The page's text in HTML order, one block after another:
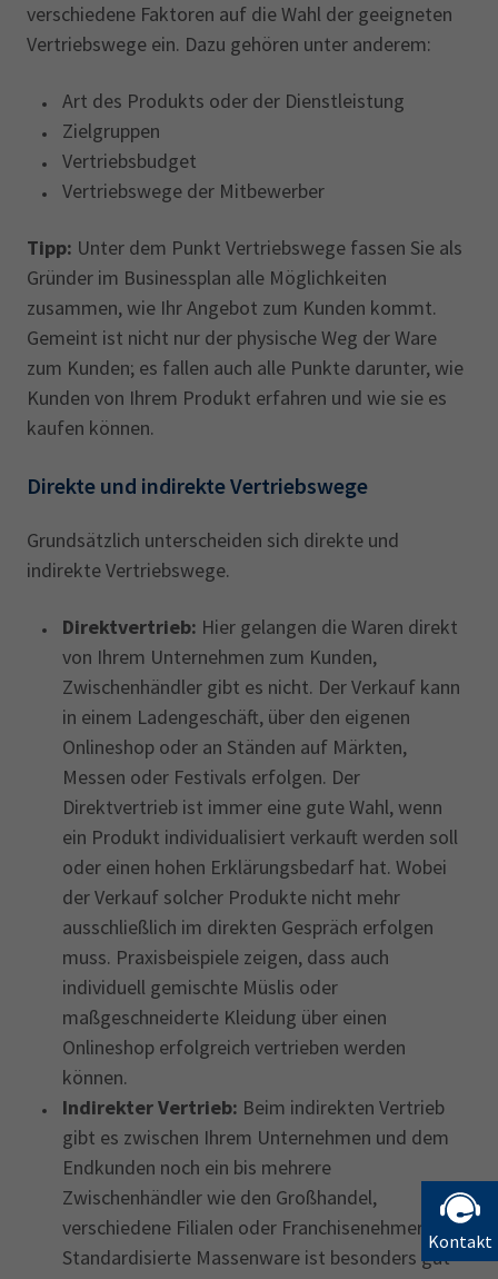
Kontakt
verschiedene Faktoren auf die Wahl der geeigneten
Vertriebswege ein. Dazu gehören unter anderem:
Art des Produkts oder der Dienstleistung
Zielgruppen
Vertriebsbudget
Vertriebswege der Mitbewerber
Tipp: Unter dem Punkt Vertriebswege fassen Sie als
Gründer im Businessplan alle Möglichkeiten
zusammen, wie Ihr Angebot zum Kunden kommt.
Gemeint ist nicht nur der physische Weg der Ware
zum Kunden; es fallen auch alle Punkte darunter, wie
Kunden von Ihrem Produkt erfahren und wie sie es
kaufen können.
Direkte und indirekte Vertriebswege
Grundsätzlich unterscheiden sich direkte und
indirekte Vertriebswege.
Direktvertrieb: Hier gelangen die Waren direkt
von Ihrem Unternehmen zum Kunden,
Zwischenhändler gibt es nicht. Der Verkauf kann
in einem Ladengeschäft, über den eigenen
Onlineshop oder an Ständen auf Märkten,
Messen oder Festivals erfolgen. Der
Direktvertrieb ist immer eine gute Wahl, wenn
ein Produkt individualisiert verkauft werden soll
oder einen hohen Erklärungsbedarf hat. Wobei
der Verkauf solcher Produkte nicht mehr
ausschließlich im direkten Gespräch erfolgen
muss. Praxisbeispiele zeigen, dass auch
individuell gemischte Müslis oder
maßgeschneiderte Kleidung über einen
Onlineshop erfolgreich vertrieben werden
können.
Indirekter Vertrieb: Beim indirekten Vertrieb
gibt es zwischen Ihrem Unternehmen und dem
Endkunden noch ein bis mehrere
Zwischenhändler wie den Großhandel,
verschiedene Filialen oder Franchisenehmer.
Standardisierte Massenware ist besonders gut